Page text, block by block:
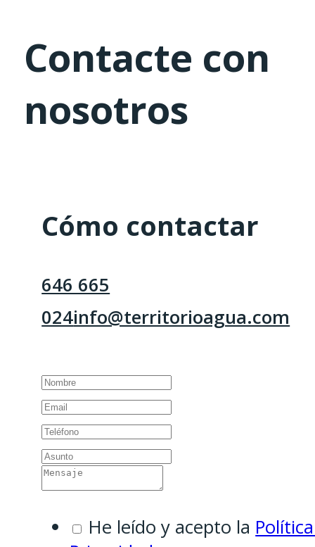
Contacte con
nosotros
Cómo contactar
646 665
024info@territorioagua.com
He leído y acepto la